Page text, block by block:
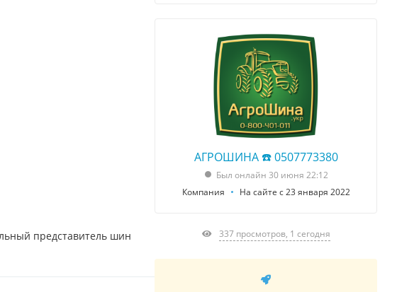
представитель шин
АГРОШИНА ☎️ 0507773380
Был онлайн 30 июня 22:12
Компания
На сайте с 23 января 2022
337 просмотров, 1 сегодня